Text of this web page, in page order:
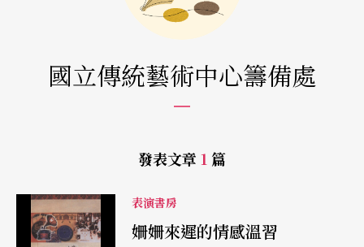
國立傳統藝術中心籌備處
發表文章 1 篇
表演書房
姍姍來遲的情感溫習